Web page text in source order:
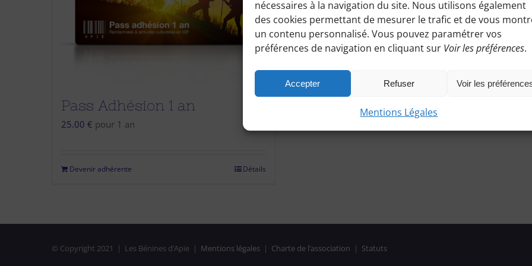
nécessaires à la navigation du site. Nous utilisons également
des cookies permettant de mesurer le trafic et de vous
un contenu personnalisé. Vous pouvez paramétrer vos
préférences de navigation en cliquant sur Voir les préférences.
Accepter Refuser Voir les
Mentions Légales
Pass Adhésion 1 an
25.00 € pour 1 an
Devenir adhérente Détails
© Copyright 2021 | Les Bénines d’Apie | Mentions légales| Charte de l’association | Statuts